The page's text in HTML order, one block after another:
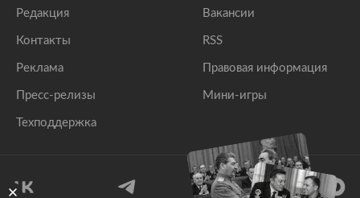
Редакция
Контакты
Реклама
Пресс-релизы
Техподдержка
Вакансии
RSS
Правовая информация
Мини-игры